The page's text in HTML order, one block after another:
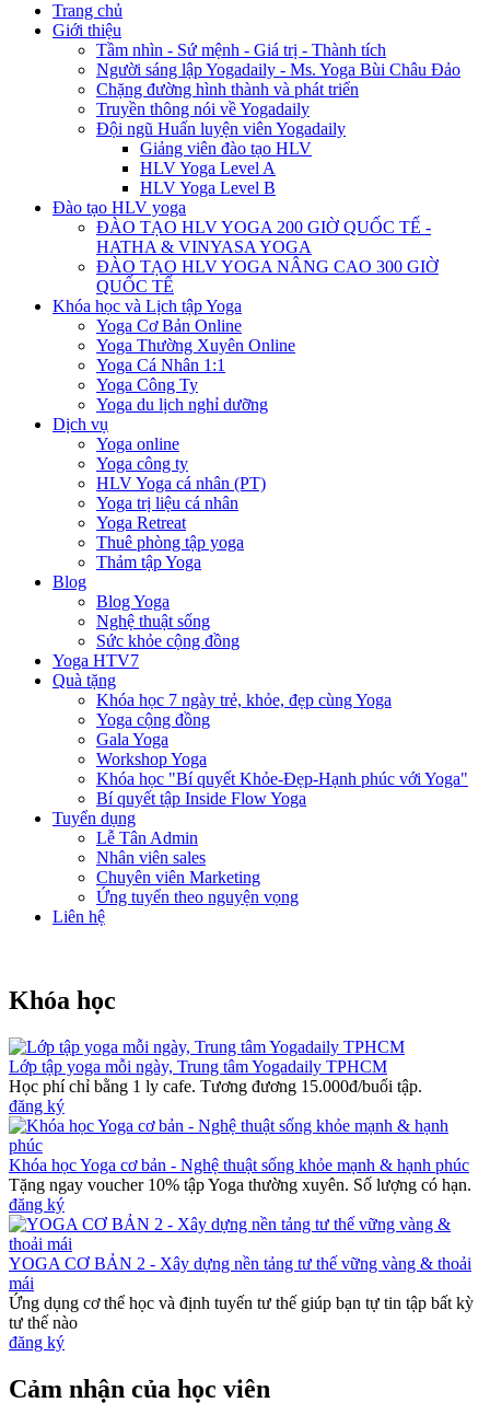
Trang chủ
Giới thiệu
Tầm nhìn - Sứ mệnh - Giá trị - Thành tích
Người sáng lập Yogadaily - Ms. Yoga Bùi Châu Đảo
Chặng đường hình thành và phát triển
Truyền thông nói về Yogadaily
Đội ngũ Huấn luyện viên Yogadaily
Giảng viên đào tạo HLV
HLV Yoga Level A
HLV Yoga Level B
Đào tạo HLV yoga
ĐÀO TẠO HLV YOGA 200 GIỜ QUỐC TẾ -
HATHA & VINYASA YOGA
ĐÀO TẠO HLV YOGA NÂNG CAO 300 GIỜ
QUỐC TẾ
Khóa học và Lịch tập Yoga
Yoga Cơ Bản Online
Yoga Thường Xuyên Online
Yoga Cá Nhân 1:1
Yoga Công Ty
Yoga du lịch nghỉ dưỡng
Dịch vụ
Yoga online
Yoga công ty
HLV Yoga cá nhân (PT)
Yoga trị liệu cá nhân
Yoga Retreat
Thuê phòng tập yoga
Thảm tập Yoga
Blog
Blog Yoga
Nghệ thuật sống
Sức khỏe cộng đồng
Yoga HTV7
Quà tặng
Khóa học 7 ngày trẻ, khỏe, đẹp cùng Yoga
Yoga cộng đồng
Gala Yoga
Workshop Yoga
Khóa học "Bí quyết Khỏe-Đẹp-Hạnh phúc với Yoga"
Bí quyết tập Inside Flow Yoga
Tuyển dụng
Lễ Tân Admin
Nhân viên sales
Chuyên viên Marketing
Ứng tuyển theo nguyện vọng
Liên hệ
Khóa học
Lớp tập yoga mỗi ngày, Trung tâm Yogadaily TPHCM
Học phí chỉ bằng 1 ly cafe. Tương đương 15.000đ/buổi tập.
đăng ký
Khóa học Yoga cơ bản - Nghệ thuật sống khỏe mạnh & hạnh phúc
Tặng ngay voucher 10% tập Yoga thường xuyên. Số lượng có hạn.
đăng ký
YOGA CƠ BẢN 2 - Xây dựng nền tảng tư thế vững vàng & thoải
mái
Ứng dụng cơ thể học và định tuyến tư thế giúp bạn tự tin tập bất kỳ
tư thế nào
đăng ký
Cảm nhận của học viên